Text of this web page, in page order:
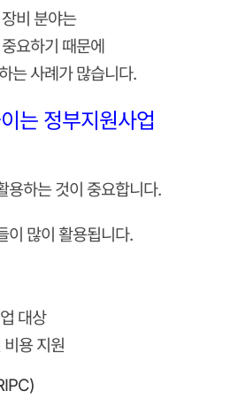
비 분야는
요하기 때문에
는 사례가 많습니다.
는 정부지원사업
용하는 것이 중요합니다.
이 많이 활용됩니다.
대상
용 지원